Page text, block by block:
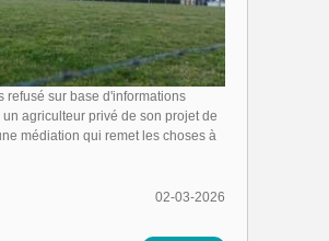
refusé sur base d'informations
agriculteur privé de son projet de
médiation qui remet les choses à
02-03-2026